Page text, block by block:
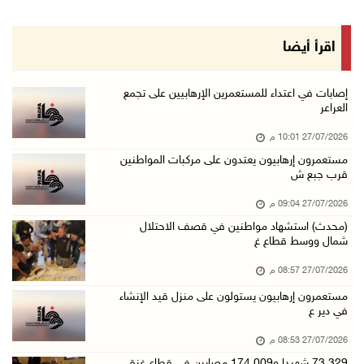
اقرأ أيضا
إصابات في اعتداء للمستعمرين الإرهابيين على تجمع
العراعر
27/07/2026 10:01 م
مستعمرون إرهابيون يعتدون على مركبات المواطنين
قرب جبع ش
27/07/2026 09:04 م
(محدث) استشهاد مواطنين في قصف الاحتلال
شمال ووسط قطاع غ
27/07/2026 08:57 م
مستعمرون إرهابيون يستولون على منزل قيد الإنشاء
في دير ع
27/07/2026 08:53 م